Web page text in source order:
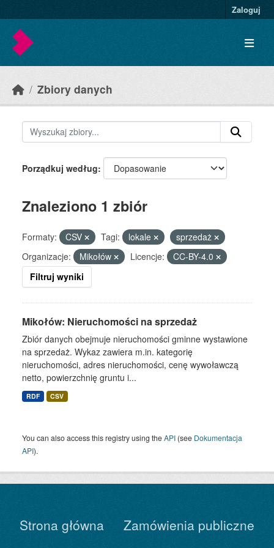
Zaloguj
Zbiory danych
Porządkuj według
Znaleziono 1 zbiór
Formaty: CSV Tagi: lokale
sprzedaż
Organizacje:
Mikołów Licencje:
CC-BY-4.0
Filtruj wyniki
Mikołów: Nieruchomości na sprzedaż
Zbiór danych obejmuje nieruchomości gminne wystawione
na sprzedaż. Wykaz zawiera m.in. kategorię
nieruchomości, adres nieruchomości, cenę wywoławczą
netto, powierzchnię gruntu i...
RDF CSV
You can also access this registry using theAPI (see Dokumentacja
API).
Strona główna
Zamówienia publiczne